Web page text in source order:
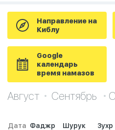
Направление на
Киблу
Google
календарь
время намазов
Август Сентябрь
Дата Фаджр Шурук Зухр